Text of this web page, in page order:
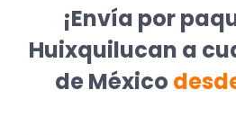
¡Envía por
Huixquilucan a
de México